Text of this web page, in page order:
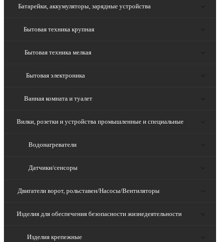
Батарейки, аккумуляторы, зарядные устройства
Бытовая техника крупная
Бытовая техника мелкая
Бытовая электроника
Ванная комната и туалет
Вилки, розетки и устройства промышленные и специальные
Водонагреватели
Датчики/сенсоры
Двигатели ворот, рольставен/Насосы/Вентиляторы
Изделия для обеспечения безопасности жизнедеятельности
Изделия крепежные